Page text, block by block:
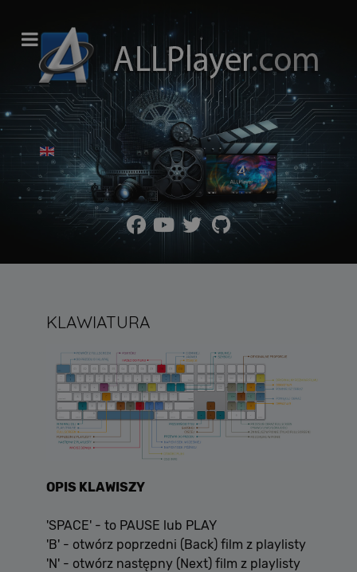
Wybierz swój język
KLAWIATURA
OPIS KLAWISZY
'SPACE' - to PAUSE lub PLAY
'B' - otwórz poprzedni (Back) film z playlisty
'N' - otwórz następny (Next) film z playlisty